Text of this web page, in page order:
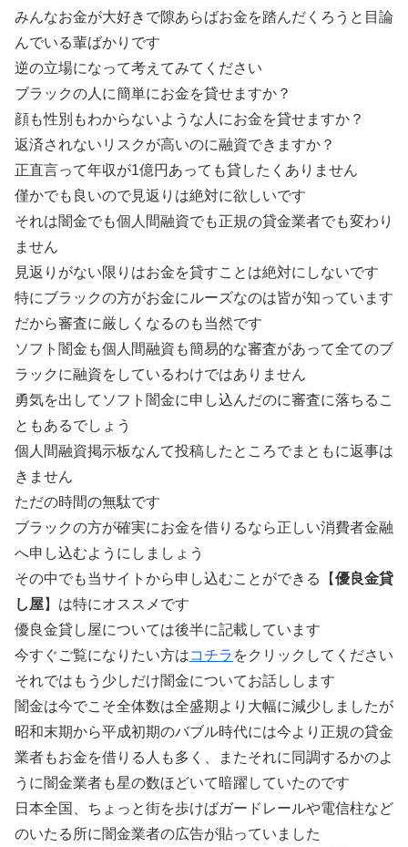
みんなお金が大好きで隙あらばお金を踏んだくろうと目論
んでいる輩ばかりです
逆の立場になって考えてみてください
ブラックの人に簡単にお金を貸せますか？
顔も性別もわからないような人にお金を貸せますか？
返済されないリスクが高いのに融資できますか？
正直言って年収が1億円あっても貸したくありません
僅かでも良いので見返りは絶対に欲しいです
それは闇金でも個人間融資でも正規の貸金業者でも変わり
ません
見返りがない限りはお金を貸すことは絶対にしないです
特にブラックの方がお金にルーズなのは皆が知っています
だから審査に厳しくなるのも当然です
ソフト闇金も個人間融資も簡易的な審査があって全てのブ
ラックに融資をしているわけではありません
勇気を出してソフト闇金に申し込んだのに審査に落ちるこ
ともあるでしょう
個人間融資掲示板なんて投稿したところでまともに返事は
きません
ただの時間の無駄です
ブラックの方が確実にお金を借りるなら正しい消費者金融
へ申し込むようにしましょう
その中でも当サイトから申し込むことができる【優良金貸
し屋】は特にオススメです
優良金貸し屋については後半に記載しています
今すぐご覧になりたい方はコチラ をクリックしてください
それではもう少しだけ闇金についてお話しします
闇金は今でこそ全体数は全盛期より大幅に減少しましたが
昭和末期から平成初期のバブル時代には今より正規の貸金
業者もお金を借りる人も多く、またそれに同調するかのよ
うに闇金業者も星の数ほどいて暗躍していたのです
日本全国、ちょっと街を歩けばガードレールや電信柱など
のいたる所に闇金業者の広告が貼っていました